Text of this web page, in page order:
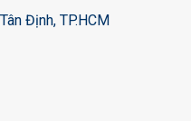
Định, TP.HCM